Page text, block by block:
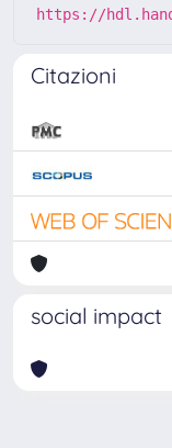
https://
Citazioni
social impact